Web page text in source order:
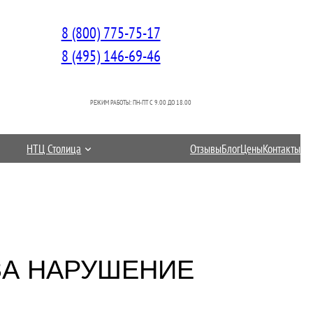
8 (800) 775-75-17
8 (495) 146-69-46
РЕЖИМ РАБОТЫ: ПН-ПТ C 9.00 ДО 18.00
НТЦ Столица ОтзывыБлогЦеныКонтакты
НАРУШЕНИЕ